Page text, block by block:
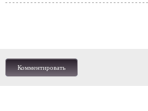
Комментировать